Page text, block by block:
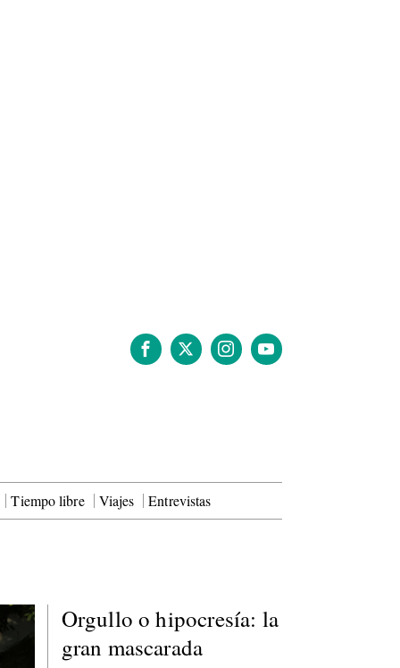
Tiempo libre Viajes Entrevistas
Orgullo o hipocresía: la
gran mascarada